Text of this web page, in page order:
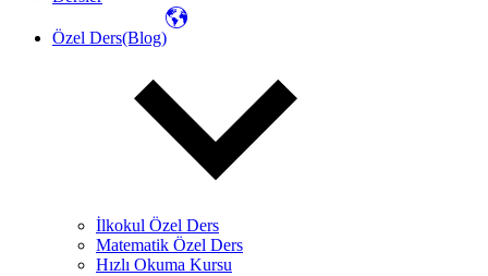
Özel Ders(Blog)
İlkokul Özel Ders
Matematik Özel Ders
Hızlı Okuma Kursu